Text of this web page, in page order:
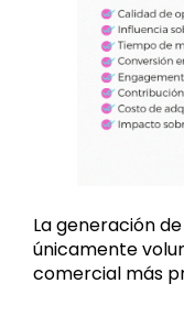
La generación
únicamente
comercial más